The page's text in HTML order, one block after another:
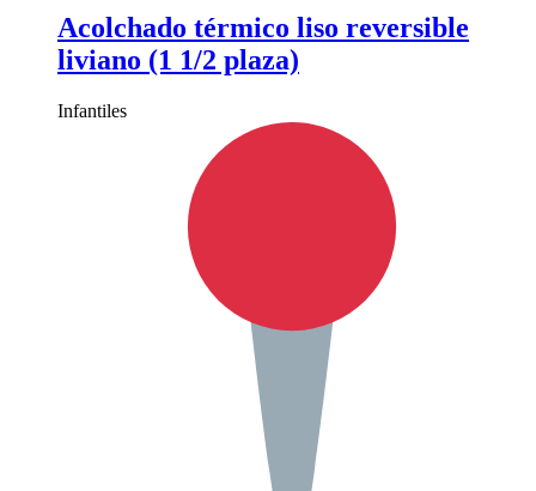
Acolchado térmico liso reversible
liviano (1 1/2 plaza)
Infantiles